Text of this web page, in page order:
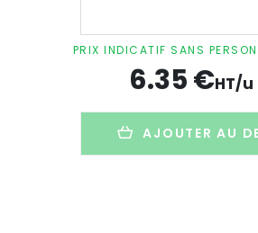
quadri
double
personnalisé
recyclé
avec
PRIX INDICATIF SANS
6.35€HT/u
AJOUTER AU